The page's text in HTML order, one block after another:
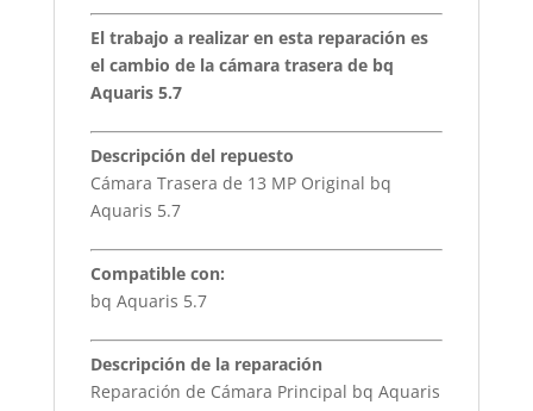
El trabajo a realizar en esta reparación es
el cambio de la cámara trasera de bq
Aquaris 5.7
Descripción del repuesto
Cámara Trasera de 13 MP Original bq
Aquaris 5.7
Compatible con:
bq Aquaris 5.7
Descripción de la reparación
Reparación de Cámara Principal bq Aquaris